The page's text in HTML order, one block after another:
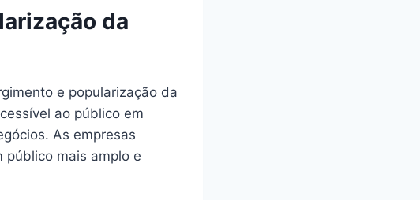
da
e popularização da
ao público em
As empresas
público mais amplo e